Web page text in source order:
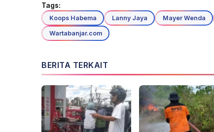
Tags:
Koops Habema Lanny Jaya Mayer Wenda
Wartabanjar.com
BERITA TERKAIT